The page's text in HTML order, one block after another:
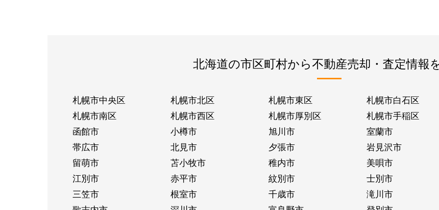
北海道の市区町村から不動産売却・査定情報
札幌市中央区 札幌市北区 札幌市東区
札幌市白石区
札幌市南区
札幌市西区 札幌市厚別区
札幌市手稲区
函館市
小樽市 旭川市
室蘭市
帯広市
北見市 夕張市
岩見沢市
留萌市
苫小牧市 稚内市
美唄市
江別市
赤平市 紋別市
士別市
三笠市
根室市 千歳市
滝川市